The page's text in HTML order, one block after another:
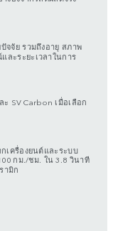
จจัย รวมถึงอายุ สภาพ
ะระยะเวลาในการ
SV Carbon เมื่อเลือก
เครื่องยนต์และระบบ
กม./ชม. ใน 3.8 วินาที
ามิก